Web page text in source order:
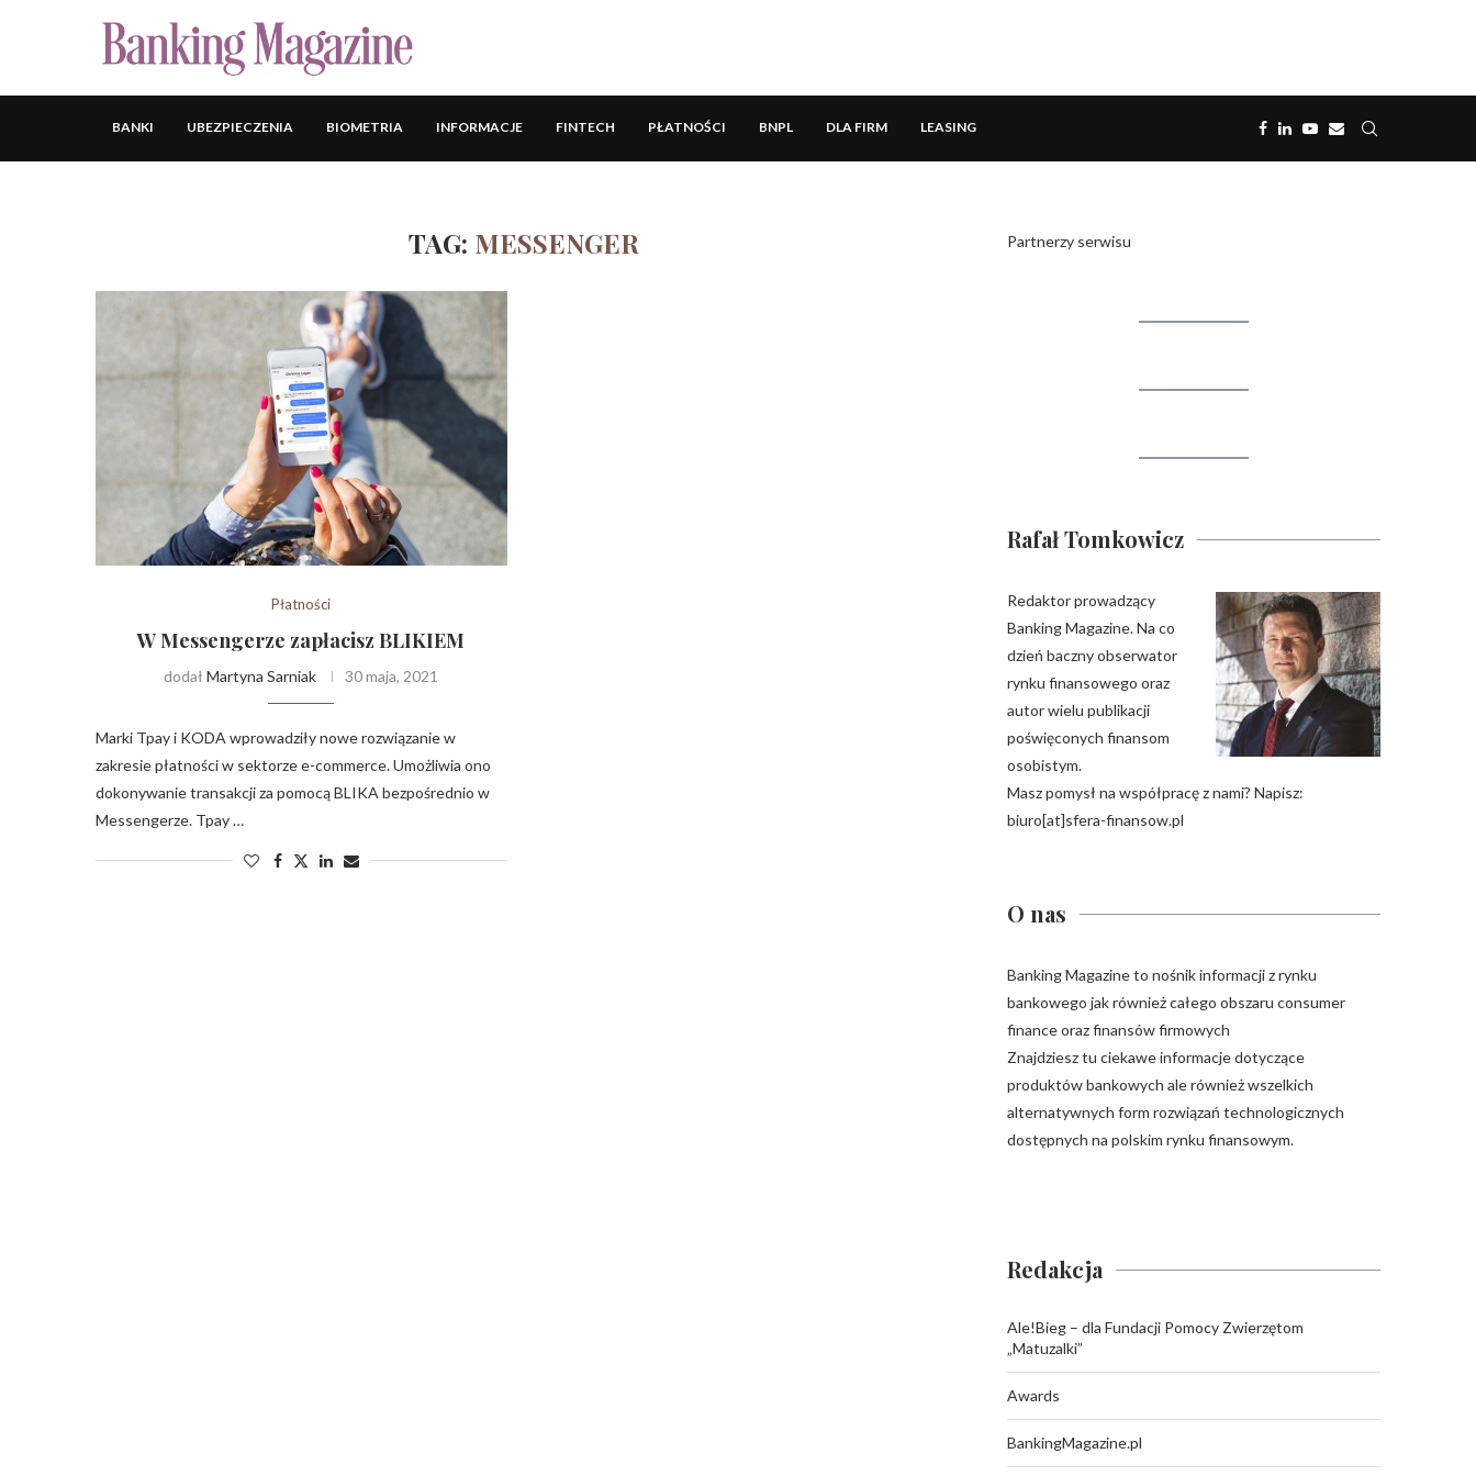
BANKI UBEZPIECZENIA BIOMETRIA INFORMACJE FINTECH PŁATNOŚCI BNPL DLA FIRM LEASING
TAG: MESSENGER
Płatności
W Messengerze zapłacisz BLIKIEM
dodałMartyna Sarniak 30 maja, 2021
Marki Tpay i KODA wprowadziły nowe rozwiązanie w
zakresie płatności w sektorze e-commerce. Umożliwia ono
dokonywanie transakcji za pomocą BLIKA bezpośrednio w
Messengerze. Tpay …
Partnerzy serwisu
Rafał Tomkowicz
Redaktor prowadzący
Banking Magazine. Na co
dzień baczny obserwator
rynku finansowego oraz
autor wielu publikacji
poświęconych finansom
osobistym.
Masz pomysł na współpracę z nami? Napisz:
biuro[at]sfera-finansow.pl
O nas
Banking Magazine to nośnik informacji z rynku
bankowego jak również całego obszaru consumer
finance oraz finansów firmowych
Znajdziesz tu ciekawe informacje dotyczące
produktów bankowych ale również wszelkich
alternatywnych form rozwiązań technologicznych
dostępnych na polskim rynku finansowym.
Redakcja
Ale!Bieg – dla Fundacji Pomocy Zwierzętom
„Matuzalki”
Awards
BankingMagazine.pl